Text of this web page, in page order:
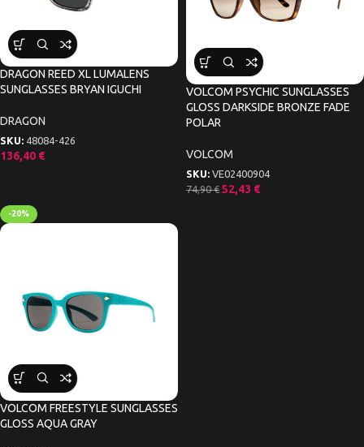
DRAGON REED XL LUMALENS
SUNGLASSES BRYAN IGUCHI
DRAGON
SKU: 48084-426
136,40 €
VOLCOM PSYCHIC SUNGLASSES
GLOSS DARKSIDE BRONZE FADE
POLAR
VOLCOM
SKU: VE02400904
74,90€ 52,43 €
-20%
VOLCOM FREESTYLE SUNGLASSES
GLOSS AQUA GRAY